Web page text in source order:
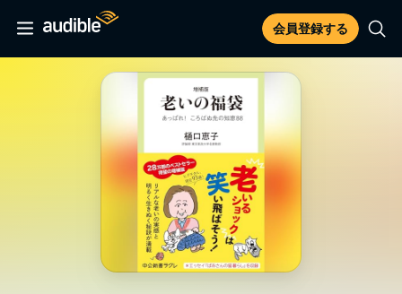
会員登録する